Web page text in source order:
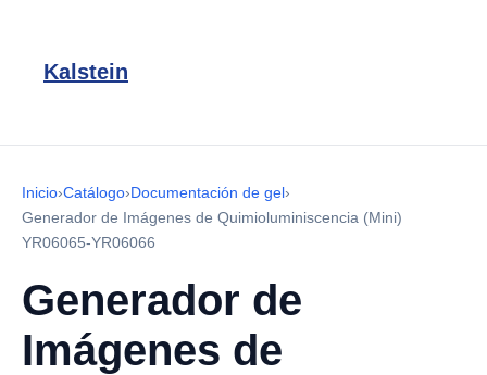
Kalstein
Inicio›Catálogo›Documentación de gel›
Generador de Imágenes de Quimioluminiscencia (Mini)
YR06065-YR06066
Generador de
Imágenes de